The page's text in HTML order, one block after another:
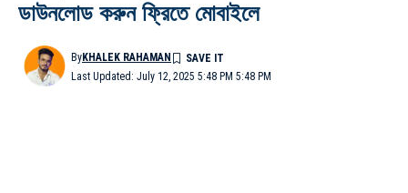
ডাউনলোড করুন ফ্রিতে মোবাইলে
Last Updated: July 12, 2025 5:48 PM 5:48 PM
ByKHALEK RAHAMAN